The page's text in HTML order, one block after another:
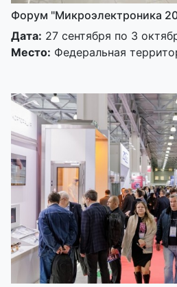
Форум "Микроэлектроника
Дата: 27 сентября по 3
Место: Федеральная